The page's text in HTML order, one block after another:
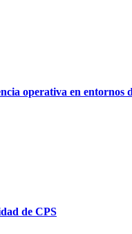
operativa en entornos
de CPS